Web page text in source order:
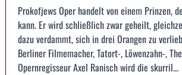
Prokofjews Oper handelt von einem Prinzen,
kann. Er wird schließlich zwar geheilt,
dazu verdammt, sich in drei Orangen zu
Berliner Filmemacher, Tatort-, Löwenzahn-,
Opernregisseur Axel Ranisch wird die skurril...